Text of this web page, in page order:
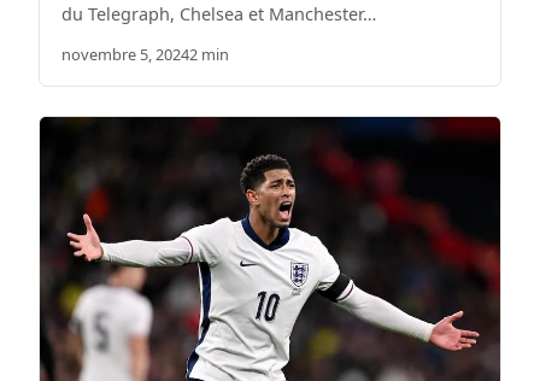
du Telegraph, Chelsea et Manchester…
novembre 5, 20242 min